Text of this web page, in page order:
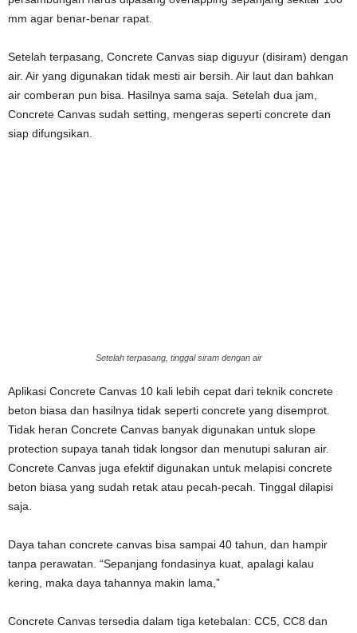
mm agar benar-benar rapat.
Setelah terpasang, Concrete Canvas siap diguyur (disiram) dengan
air. Air yang digunakan tidak mesti air bersih. Air laut dan bahkan
air comberan pun bisa. Hasilnya sama saja. Setelah dua jam,
Concrete Canvas sudah setting, mengeras seperti concrete dan
siap difungsikan.
Setelah terpasang, tinggal siram dengan air
Aplikasi Concrete Canvas 10 kali lebih cepat dari teknik concrete
beton biasa dan hasilnya tidak seperti concrete yang disemprot.
Tidak heran Concrete Canvas banyak digunakan untuk slope
protection supaya tanah tidak longsor dan menutupi saluran air.
Concrete Canvas juga efektif digunakan untuk melapisi concrete
beton biasa yang sudah retak atau pecah-pecah. Tinggal dilapisi
saja.
Daya tahan concrete canvas bisa sampai 40 tahun, dan hampir
tanpa perawatan. “Sepanjang fondasinya kuat, apalagi kalau
kering, maka daya tahannya makin lama,”
Concrete Canvas tersedia dalam tiga ketebalan: CC5, CC8 dan